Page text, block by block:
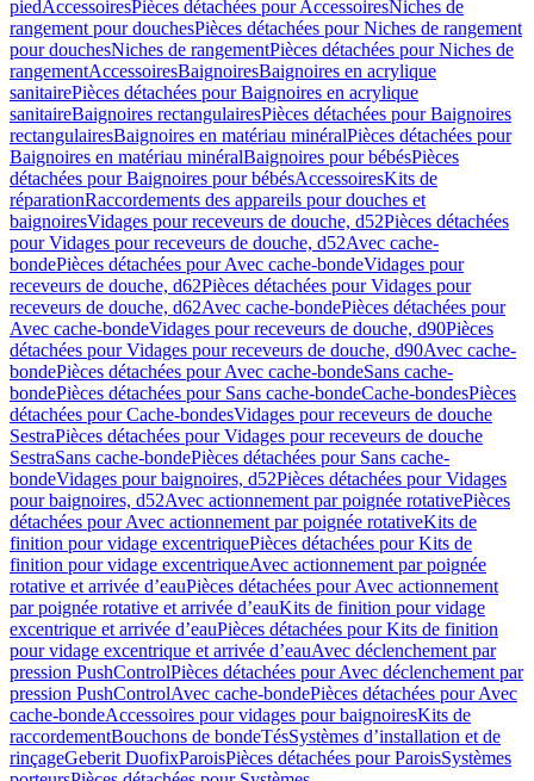
piedAccessoiresPièces détachées pour AccessoiresNiches de
rangement pour douchesPièces détachées pour Niches de rangement
pour douchesNiches de rangementPièces détachées pour Niches de
rangementAccessoiresBaignoiresBaignoires en acrylique
sanitairePièces détachées pour Baignoires en acrylique
sanitaireBaignoires rectangulairesPièces détachées pour Baignoires
rectangulairesBaignoires en matériau minéralPièces détachées pour
Baignoires en matériau minéralBaignoires pour bébésPièces
détachées pour Baignoires pour bébésAccessoiresKits de
réparationRaccordements des appareils pour douches et
baignoiresVidages pour receveurs de douche, d52Pièces détachées
pour Vidages pour receveurs de douche, d52Avec cache-
bondePièces détachées pour Avec cache-bondeVidages pour
receveurs de douche, d62Pièces détachées pour Vidages pour
receveurs de douche, d62Avec cache-bondePièces détachées pour
Avec cache-bondeVidages pour receveurs de douche, d90Pièces
détachées pour Vidages pour receveurs de douche, d90Avec cache-
bondePièces détachées pour Avec cache-bondeSans cache-
bondePièces détachées pour Sans cache-bondeCache-bondesPièces
détachées pour Cache-bondesVidages pour receveurs de douche
SestraPièces détachées pour Vidages pour receveurs de douche
SestraSans cache-bondePièces détachées pour Sans cache-
bondeVidages pour baignoires, d52Pièces détachées pour Vidages
pour baignoires, d52Avec actionnement par poignée rotativePièces
détachées pour Avec actionnement par poignée rotativeKits de
finition pour vidage excentriquePièces détachées pour Kits de
finition pour vidage excentriqueAvec actionnement par poignée
rotative et arrivée d’eauPièces détachées pour Avec actionnement
par poignée rotative et arrivée d’eauKits de finition pour vidage
excentrique et arrivée d’eauPièces détachées pour Kits de finition
pour vidage excentrique et arrivée d’eauAvec déclenchement par
pression PushControlPièces détachées pour Avec déclenchement par
pression PushControlAvec cache-bondePièces détachées pour Avec
cache-bondeAccessoires pour vidages pour baignoiresKits de
raccordementBouchons de bondeTésSystèmes d’installation et de
rinçageGeberit DuofixParoisPièces détachées pour ParoisSystèmes